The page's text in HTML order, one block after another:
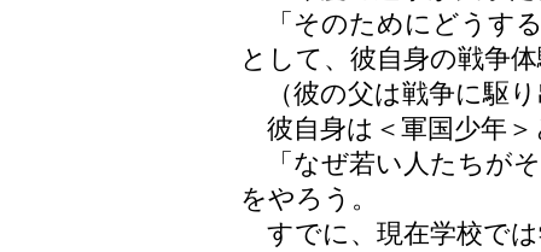
「そのためにどうす
として、彼自身の戦争
（彼の父は戦争に駆
彼自身は＜軍国少年
「なぜ若い人たちが
をやろう。
すでに、現在学校で